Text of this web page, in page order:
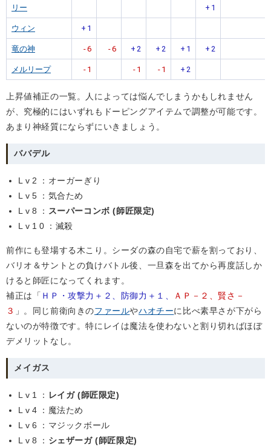
リー + 1
ウィン + 1
竜の神 -6 -6 + 2 + 2 + 1 + 2
メルリープ - 1 - 1 - 1 + 2
上昇値補正の一覧。人によっては悩んでしまうかもしれません
が、究極的にはいずれもドーピングアイテムで調整が可能です。
あまり神経質にならずにいきましょう。
ババデル
Lv2
：オーガーぎり
Lv5
：気合ため
Lv8
： スーパーコンボ (師匠限定)
Lv10
：滅殺
前作にも登場する木こり。シーダの森の自宅で薪を割っており、
バリオ＆サントとの負けバトル後、一旦森を出てから再度話しか
けると師匠になってくれます。
補正は「 ＨＰ・攻撃力＋２、防御力＋１、
ＡＰ－２、賢さ－
３ 」。同じ前衛向きのファールやハオチーに比べ素早さが下がら
ないのが特徴です。特にレイは魔法を使わないと割り切ればほぼ
デメリットなし。
メイガス
Lv1 ： レイガ (師匠限定)
Lv4
：魔法ため
Lv6
：マジックボール
Lv8
： シェザーガ (師匠限定)